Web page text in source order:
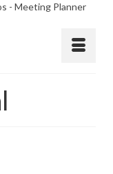
- Meeting Planner